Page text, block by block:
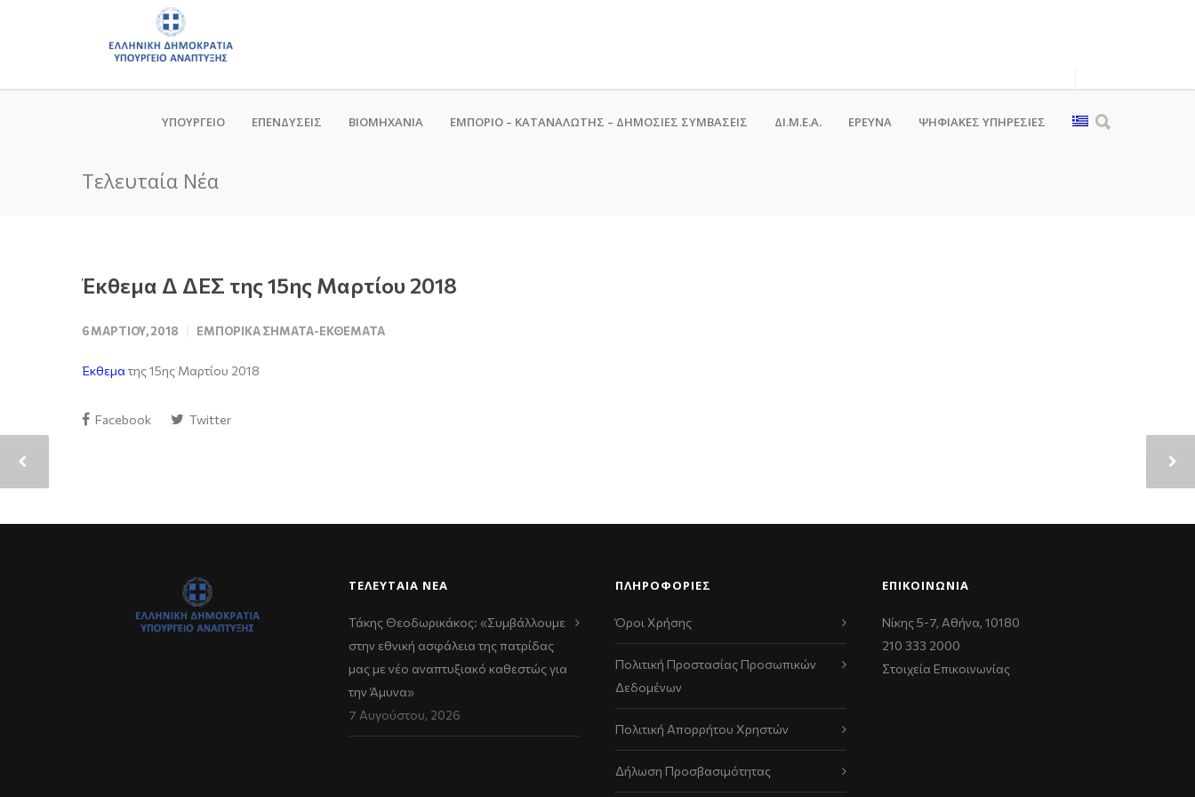
ΥΠΟΥΡΓΕΙΟ ΕΠΕΝΔΥΣΕΙΣ ΒΙΟΜΗΧΑΝΙΑ ΕΜΠΟΡΙΟ – ΚΑΤΑΝΑΛΩΤΗΣ – ΔΗΜΟΣΙΕΣ ΣΥΜΒΑΣΕΙΣ ΔΙ.Μ.Ε.Α. ΕΡΕΥΝΑ ΨΗΦΙΑΚΈΣ ΥΠΗΡΕΣΊΕΣ
Τελευταία Νέα
Έκθεμα Δ ΔΕΣ της 15ης Μαρτίου 2018
6 ΜΑΡΤΊΟΥ, 2018 ΕΜΠΟΡΙΚΆ ΣΉΜΑΤΑ-ΕΚΘΈΜΑΤΑ
Έκθεμα της 15ης Μαρτίου 2018
Facebook Twitter
ΤΕΛΕΥΤΑΊΑ ΝΈΑ
Τάκης Θεοδωρικάκος: «Συμβάλλουμε
στην εθνική ασφάλεια της πατρίδας
μας με νέο αναπτυξιακό καθεστώς για
την Άμυνα»
7 Αυγούστου, 2026
ΠΛΗΡΟΦΟΡΙΕΣ
Όροι Χρήσης
Πολιτική Προστασίας Προσωπικών
Δεδομένων
Πολιτική Απορρήτου Χρηστών
Δήλωση Προσβασιμότητας
ΕΠΙΚΟΙΝΩΝΊΑ
Νίκης 5-7, Αθήνα, 10180
210 333 2000
Στοιχεία Επικοινωνίας